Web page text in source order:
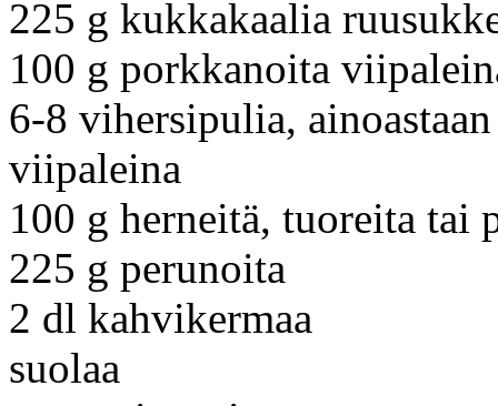
225 g kukkakaalia
100 g porkkanoita
6-8 vihersipulia,
viipaleina
100 g herneitä, tuoreita tai
225 g perunoita
2 dl kahvikermaa
suolaa